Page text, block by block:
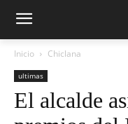
Inicio Chiclana
ultimas
El alcalde